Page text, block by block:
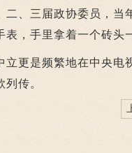
二、三届政协委员，当
表，手里拿着一个砖头
是频繁地在中央电视
列传。